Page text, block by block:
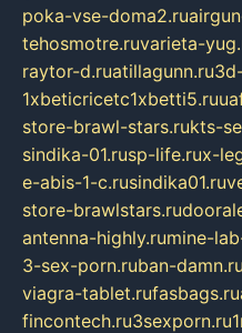
poka-vse-doma2.ru
tehosmotre.ruvarieta-
raytor-d.ruatillagunn.ru
1xbeticricetc1xbetti5.ru
store-brawl-stars.rukts-
sindika-01.rusp-life.rux-
e-abis-1-c.rusindika01.ru
store-brawlstars.ru
antenna-highly.rumine-
3-sex-porn.ruban-damn.ru
viagra-tablet.rufasbags.ru
fincontech.ru3sexporn.ru